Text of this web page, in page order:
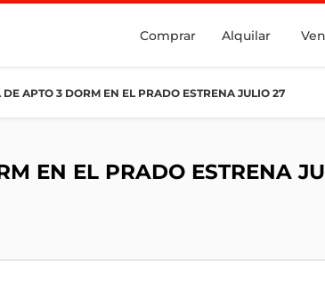
Comprar Alquilar
DE APTO 3 DORM EN EL PRADO ESTRENA JULIO 27
EN EL PRADO ESTRENA